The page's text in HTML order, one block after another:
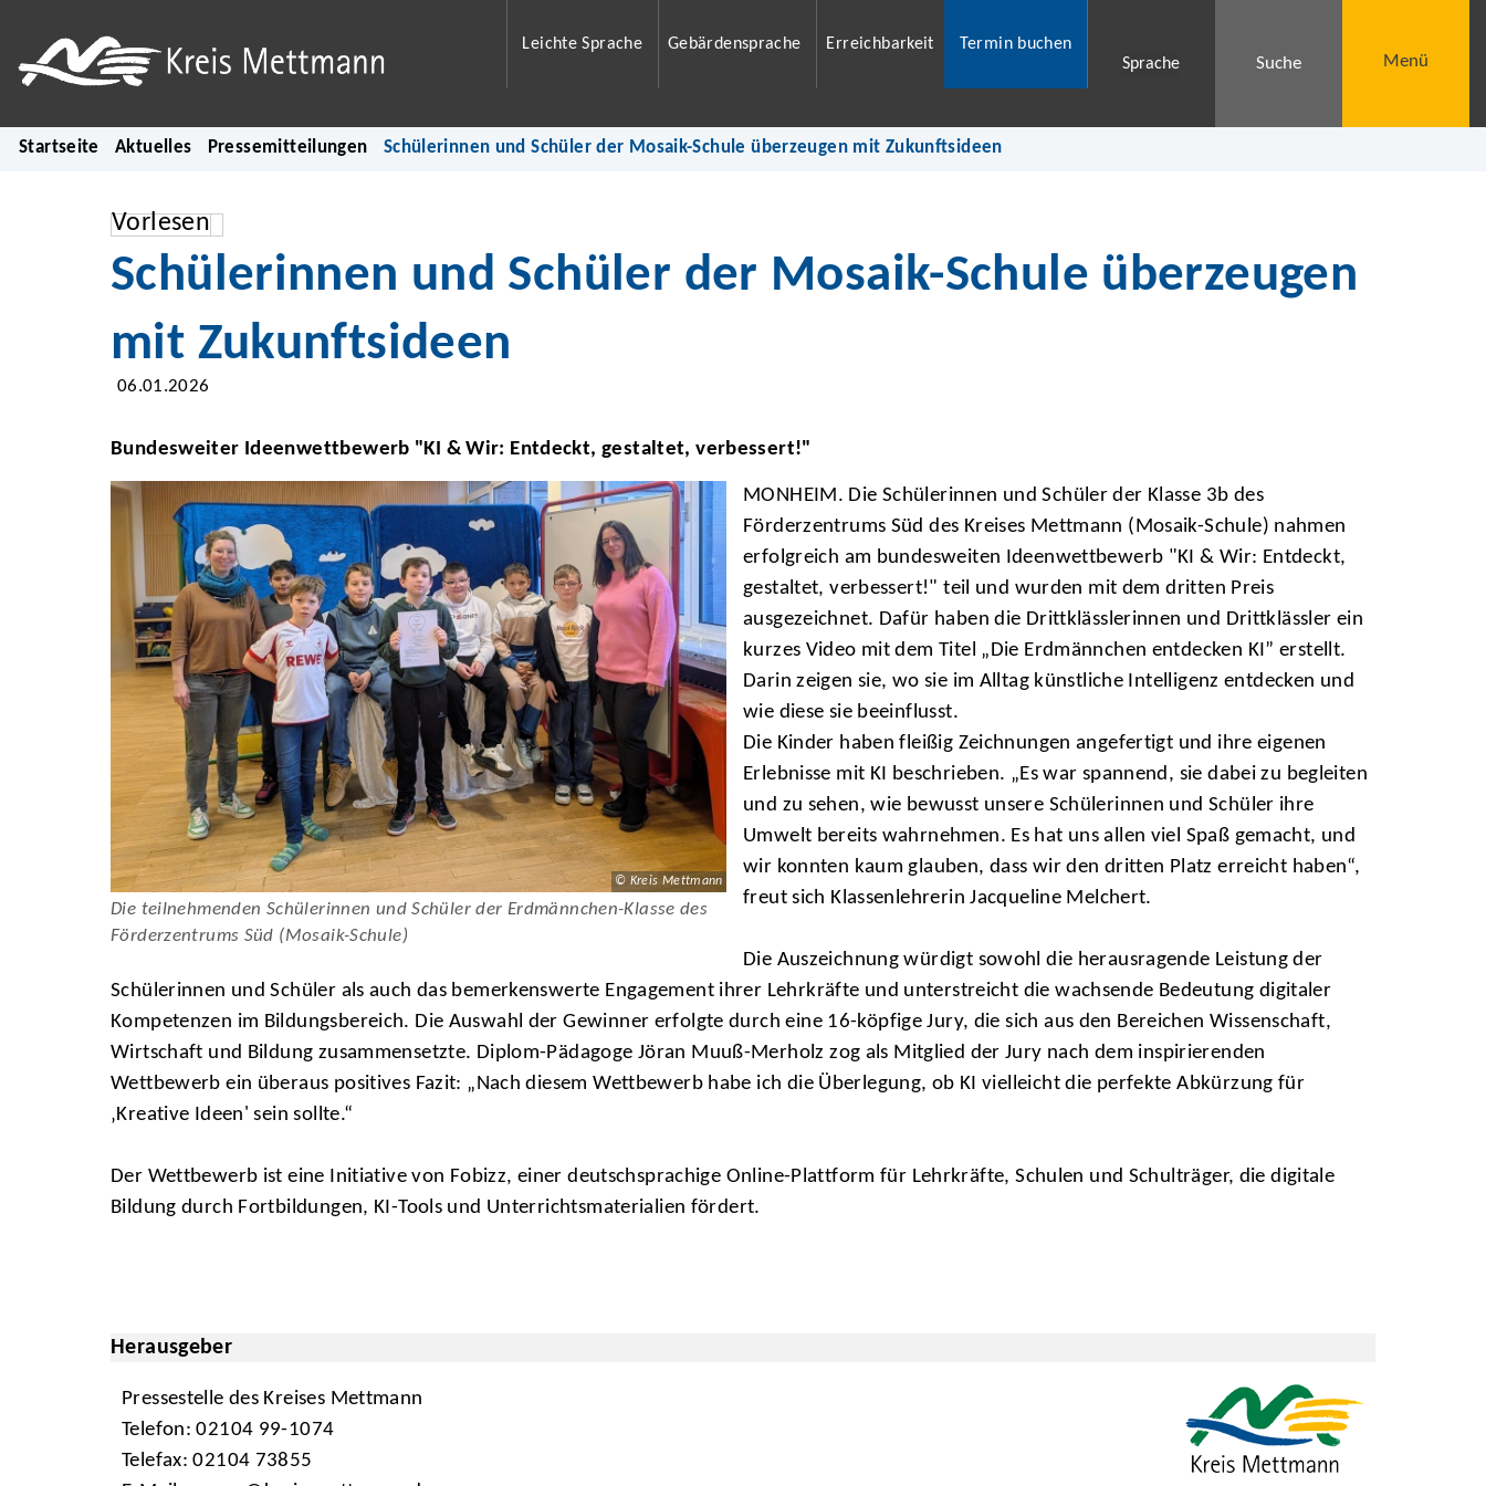
Leichte Sprache Gebärdensprache Erreichbarkeit
Termin buchen
Sprache
Suche Menü
Startseite Aktuelles Pressemitteilungen Schülerinnen und Schüler der Mosaik-Schule überzeugen mit Zukunftsideen
Vorlesen
Schülerinnen und Schüler der Mosaik-Schule überzeugen
mit Zukunftsideen
06.01.2026
Bundesweiter Ideenwettbewerb "KI & Wir: Entdeckt, gestaltet, verbessert!"
© Kreis Mettmann
Die teilnehmenden Schülerinnen und Schüler der Erdmännchen-Klasse des
Förderzentrums Süd (Mosaik-Schule)
MONHEIM. Die Schülerinnen und Schüler der Klasse 3b des
Förderzentrums Süd des Kreises Mettmann (Mosaik-Schule) nahmen
erfolgreich am bundesweiten Ideenwettbewerb "KI & Wir: Entdeckt,
gestaltet, verbessert!" teil und wurden mit dem dritten Preis
ausgezeichnet. Dafür haben die Drittklässlerinnen und Drittklässler ein
kurzes Video mit dem Titel „Die Erdmännchen entdecken KI” erstellt.
Darin zeigen sie, wo sie im Alltag künstliche Intelligenz entdecken und
wie diese sie beeinflusst.
Die Kinder haben fleißig Zeichnungen angefertigt und ihre eigenen
Erlebnisse mit KI beschrieben. „Es war spannend, sie dabei zu begleiten
und zu sehen, wie bewusst unsere Schülerinnen und Schüler ihre
Umwelt bereits wahrnehmen. Es hat uns allen viel Spaß gemacht, und
wir konnten kaum glauben, dass wir den dritten Platz erreicht haben“,
freut sich Klassenlehrerin Jacqueline Melchert.
Die Auszeichnung würdigt sowohl die herausragende Leistung der
Schülerinnen und Schüler als auch das bemerkenswerte Engagement ihrer Lehrkräfte und unterstreicht die wachsende Bedeutung digitaler
Kompetenzen im Bildungsbereich. Die Auswahl der Gewinner erfolgte durch eine 16-köpfige Jury, die sich aus den Bereichen Wissenschaft,
Wirtschaft und Bildung zusammensetzte. Diplom-Pädagoge Jöran Muuß-Merholz zog als Mitglied der Jury nach dem inspirierenden
Wettbewerb ein überaus positives Fazit: „Nach diesem Wettbewerb habe ich die Überlegung, ob KI vielleicht die perfekte Abkürzung für
‚Kreative Ideen' sein sollte.“
Der Wettbewerb ist eine Initiative von Fobizz, einer deutschsprachige Online-Plattform für Lehrkräfte, Schulen und Schulträger, die digitale
Bildung durch Fortbildungen, KI-Tools und Unterrichtsmaterialien fördert.
Herausgeber
Pressestelle des Kreises Mettmann
Telefon: 02104 99-1074
Telefax: 02104 73855